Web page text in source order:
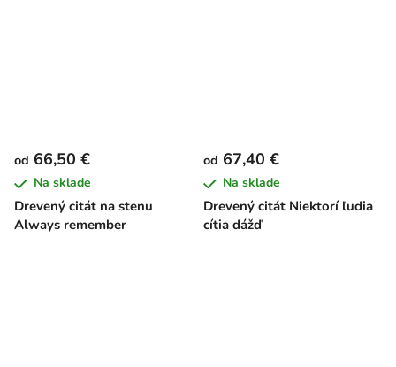
Drevený citát na stenu
Always remember
od 66,50 €
Na sklade
Drevený citát Niektorí ľudia
cítia dážď
od 67,40 €
Na sklade